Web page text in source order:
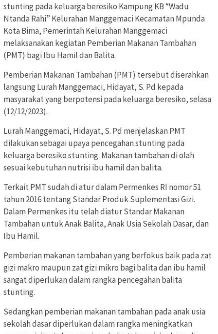
stunting pada keluarga beresiko Kampung KB “Wadu
Ntanda Rahi” Kelurahan Manggemaci Kecamatan Mpunda
Kota Bima, Pemerintah Kelurahan Manggemaci
melaksanakan kegiatan Pemberian Makanan Tambahan
(PMT) bagi Ibu Hamil dan Balita.
Pemberian Makanan Tambahan (PMT) tersebut diserahkan
langsung Lurah Manggemaci, Hidayat, S. Pd kepada
masyarakat yang berpotensi pada keluarga beresiko, selasa
(12/12/2023).
Lurah Manggemaci, Hidayat, S. Pd menjelaskan PMT
dilakukan sebagai upaya pencegahan stunting pada
keluarga beresiko stunting. Makanan tambahan di olah
sesuai kebutuhan nutrisi ibu hamil dan balita.
Terkait PMT sudah di atur dalam Permenkes RI nomor 51
tahun 2016 tentang Standar Produk Suplementasi Gizi.
Dalam Permenkes itu telah diatur Standar Makanan
Tambahan untuk Anak Balita, Anak Usia Sekolah Dasar, dan
Ibu Hamil.
Pemberian makanan tambahan yang berfokus baik pada zat
gizi makro maupun zat gizi mikro bagi balita dan ibu hamil
sangat diperlukan dalam rangka pencegahan balita
stunting.
Sedangkan pemberian makanan tambahan pada anak usia
sekolah dasar diperlukan dalam rangka meningkatkan